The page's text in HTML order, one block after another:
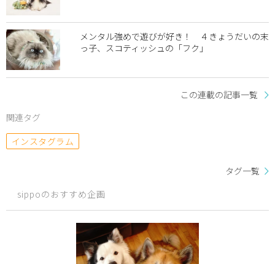
メンタル強めで遊びが好き！ ４きょうだいの末
っ子、スコティッシュの「フク」
この連載の記事一覧
関連タグ
インスタグラム
タグ一覧
sippoのおすすめ企画